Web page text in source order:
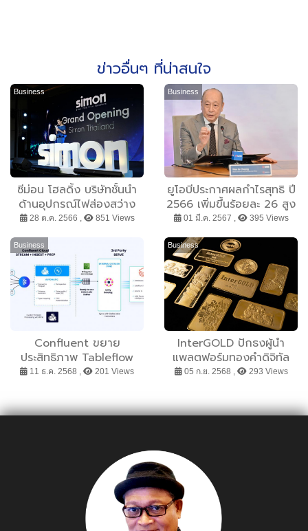
ข่าวอื่นๆ ที่น่าสนใจ
Business
ซีม่อน โฮลดิ้ง บริษัทชั้นนำ
ด้านอุปกรณ์ไฟส่องสว่าง
ครบวงจรจากยุโรป พร้อมรุก
28 ต.ค. 2566 , 851 Views
Business
ยูโอบีประกาศผลกำไรสุทธิ ปี
2566 เพิ่มขึ้นร้อยละ 26 สูง
เป็นประวัติการณ์ที่ 6.1 พัน
01 มี.ค. 2567 , 395 Views
Business
Confluent ขยาย
ประสิทธิภาพ Tableflow
เพื่อขับเคลื่อนการวิเคราะห์
11 ธ.ค. 2568 , 201 Views
Business
InterGOLD ปักธงผู้นำ
แพลตฟอร์มทองคำดิจิทัล
ขยายตลาดรับทองจริงทั่ว
05 ก.ย. 2568 , 293 Views